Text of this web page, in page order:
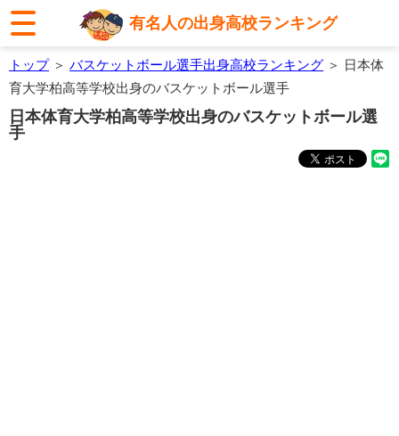
有名人の出身高校ランキング
トップ＞ バスケットボール選手出身高校ランキング ＞ 日本体
育大学柏高等学校出身のバスケットボール選手
日本体育大学柏高等学校出身のバスケットボール選
手